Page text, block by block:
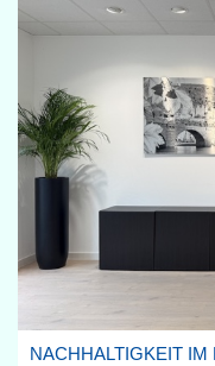
NACHHALTIGKEIT IM